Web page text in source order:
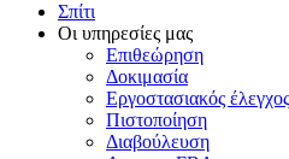
Σπίτι
Οι υπηρεσίες μας
Επιθεώρηση
Δοκιμασία
Εργοστασιακός έλεγχος
Πιστοποίηση
Διαβούλευση